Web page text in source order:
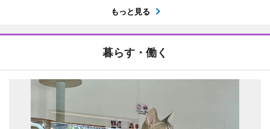
もっと見る
暮らす・働く